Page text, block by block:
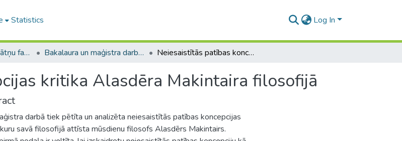
Statistics Log In
A -- Humanitāro zinātņu fakultāte / Faculty of Humanities Bakalaura un maģistra darbi (HZF) / Bachelor's and Master's theses Neiesaistītās patības koncepcijas kritika Alasdēra Makintaira filosofijā
kritika Alasdēra Makintaira filosofijā
darbā tiek pētīta un analizēta neiesaistītās patības koncepcijas
savā filosofijā attīsta mūsdienu filosofs Alasdērs Makintairs.